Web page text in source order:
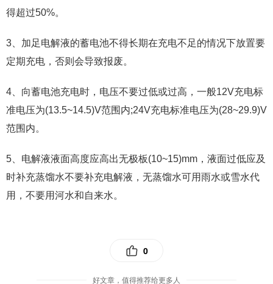
得超过50%。
3、 加足电解液的蓄电池不得长期在充电不足的情况下放置要
定期充电，否则会导致报废。
4、 向蓄电池充电时，电压不要过低或过高，一般12V充电标
准电压为(13.5~14.5)V范围内;24V充电标准电压为(28~29.9)V
范围内。
5、 电解液液面高度应高出无极板(10~15)mm，液面过低应及
时补充蒸馏水不要补充电解液，无蒸馏水可用雨水或雪水代
用，不要用河水和自来水。
0
好文章，值得推荐给更多人